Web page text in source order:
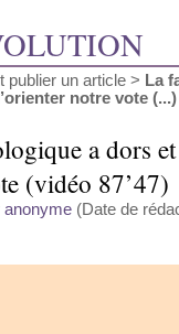
publier un article > La
notre vote (...)
a dors
(vidéo 87’47)
anonyme (Date de